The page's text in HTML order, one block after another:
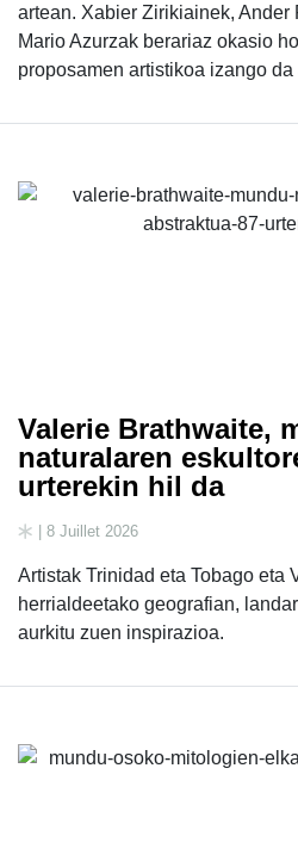
artean. Xabier Zirikiainek, Ander
Mario Azurzak berariaz okasio
proposamen artistikoa izango
Valerie Brathwaite,
naturalaren
urterekin hil da
| 8 Juillet 2026
Artistak Trinidad eta Tobago eta
herrialdeetako geografian,
aurkitu zuen inspirazioa.